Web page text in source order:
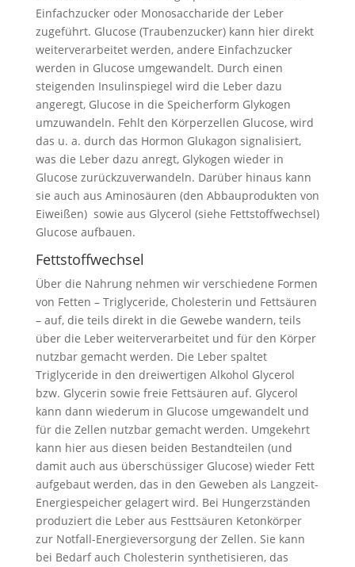
Einfachzucker oder Monosaccharide der Leber
zugeführt. Glucose (Traubenzucker) kann hier direkt
weiterverarbeitet werden, andere Einfachzucker
werden in Glucose umgewandelt. Durch einen
steigenden Insulinspiegel wird die Leber dazu
angeregt, Glucose in die Speicherform Glykogen
umzuwandeln. Fehlt den Körperzellen Glucose, wird
das u. a. durch das Hormon Glukagon signalisiert,
was die Leber dazu anregt, Glykogen wieder in
Glucose zurückzuverwandeln. Darüber hinaus kann
sie auch aus Aminosäuren (den Abbauprodukten von
Eiweißen) sowie aus Glycerol (siehe Fettstoffwechsel)
Glucose aufbauen.
Fettstoffwechsel
Über die Nahrung nehmen wir verschiedene Formen
von Fetten – Triglyceride, Cholesterin und Fettsäuren
– auf, die teils direkt in die Gewebe wandern, teils
über die Leber weiterverarbeitet und für den Körper
nutzbar gemacht werden. Die Leber spaltet
Triglyceride in den dreiwertigen Alkohol Glycerol
bzw. Glycerin sowie freie Fettsäuren auf. Glycerol
kann dann wiederum in Glucose umgewandelt und
für die Zellen nutzbar gemacht werden. Umgekehrt
kann hier aus diesen beiden Bestandteilen (und
damit auch aus überschüssiger Glucose) wieder Fett
aufgebaut werden, das in den Geweben als Langzeit-
Energiespeicher gelagert wird. Bei Hungerzständen
produziert die Leber aus Festtsäuren Ketonkörper
zur Notfall-Energieversorgung der Zellen. Sie kann
bei Bedarf auch Cholesterin synthetisieren, das